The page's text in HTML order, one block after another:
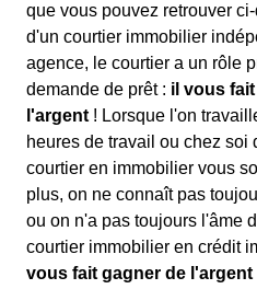
que vous pouvez retrouver
d'un courtier immobilier
agence, le courtier a un rôle
demande de prêt : il vous
l'argent ! Lorsque l'on
heures de travail ou chez soi
courtier en immobilier vous
plus, on ne connaît pas
ou on n'a pas toujours l'âme
courtier immobilier en crédit
vous fait gagner de l'argent